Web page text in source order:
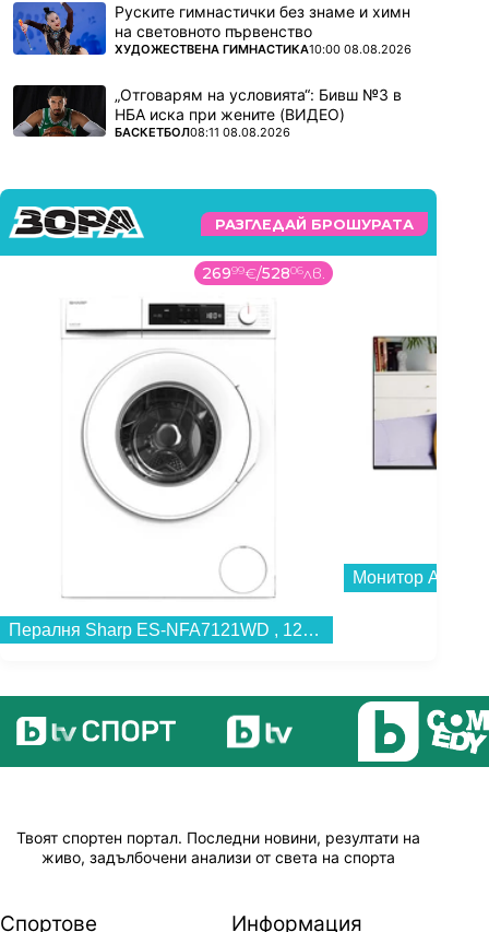
Руските гимнастички без знаме и химн
на световното първенство
ПОВЕЧЕ ОТ
ХУДОЖЕСТВЕНА ГИМНАСТИКА10:00 08.08.2026
„Отговарям на условията“: Бивш №3 в
НБА иска при жените (ВИДЕО)
ПОВЕЧЕ ОТ
БАСКЕТБОЛ08:11 08.08.2026
РАЗГЛЕДАЙ БРОШУРАТА
26999€/52806лв.
Пералня Sharp ES-NFA7121WD , 1200 об./мин., 7.00 kg, D , Бял...
Монитор AOC
Твоят спортен портал. Последни новини, резултати на
живо, задълбочени анализи от света на спорта
Спортове Информация